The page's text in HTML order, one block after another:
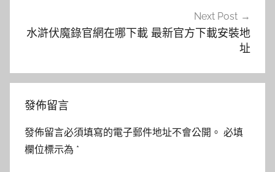
Next Post
水滸伏魔錄官網在哪下載 最新官方下載安裝地
址
發佈留言
發佈留言必須填寫的電子郵件地址不會公開。 必填
欄位標示為 *